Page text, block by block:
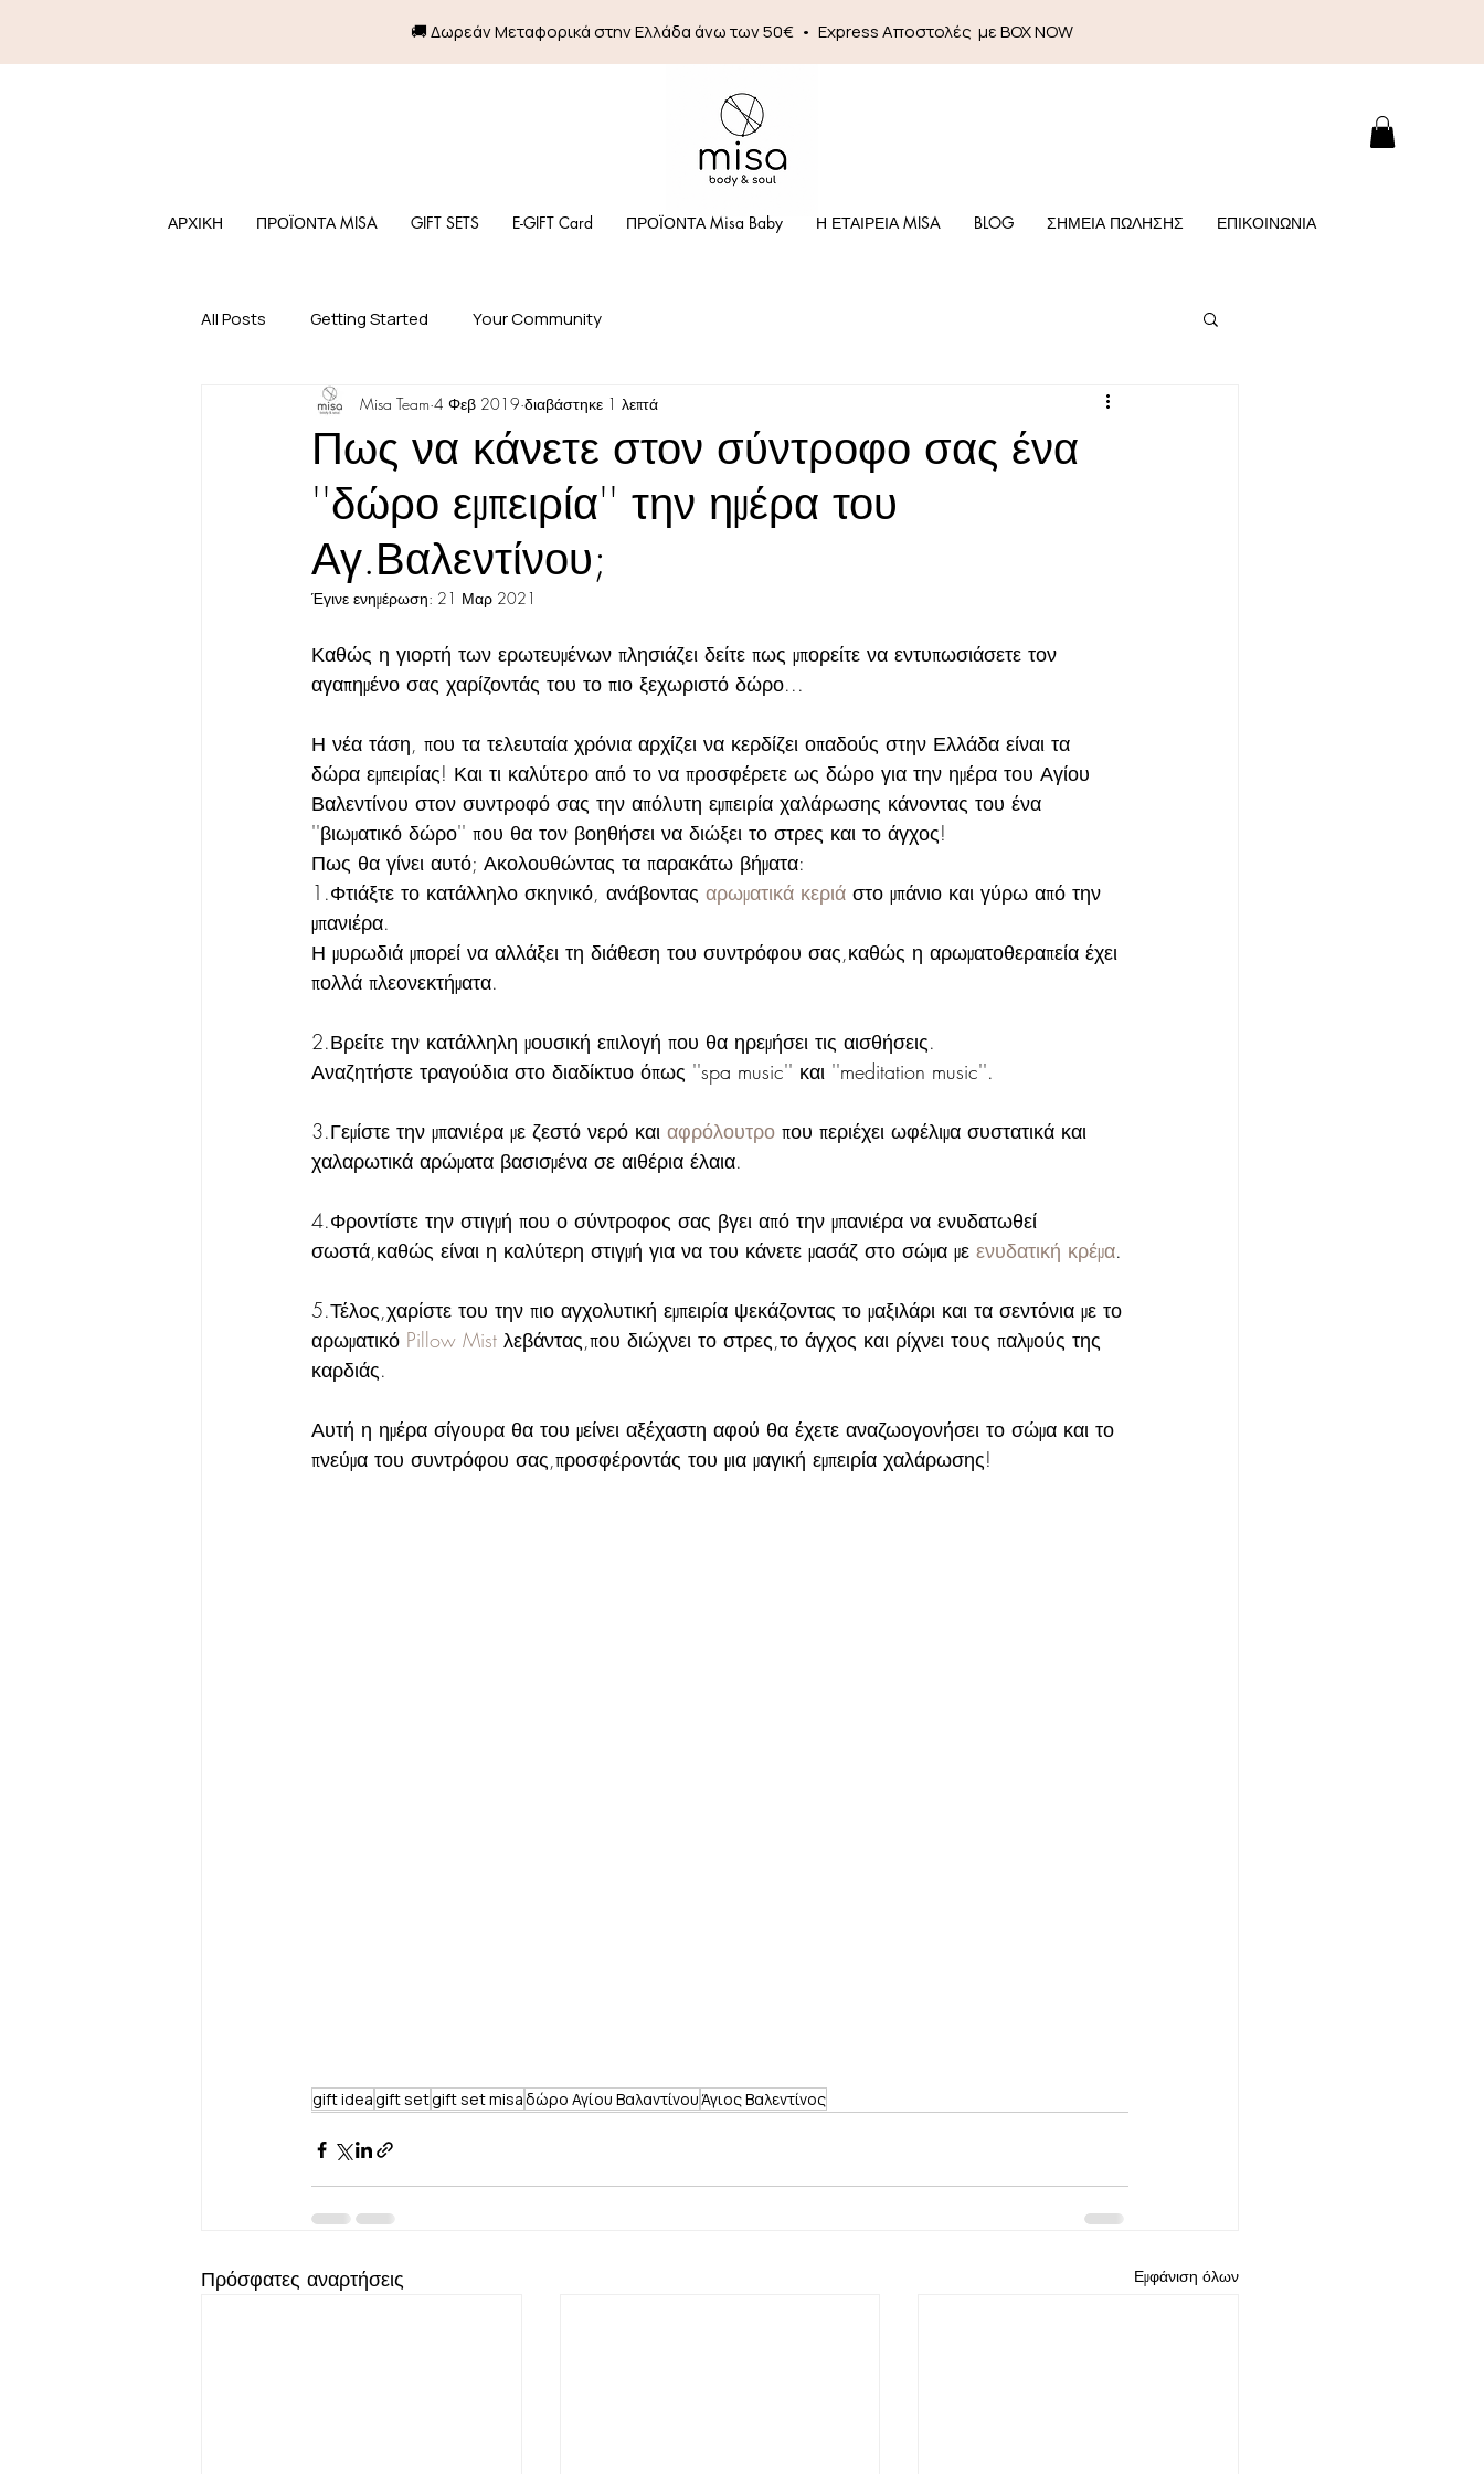
🚚 Δωρεάν Mεταφορικά στην Ελλάδα άνω των 50€ • Express Αποστολές με BOX NOW
ΑΡΧΙΚΗ ΠΡΟΪΟΝΤΑ MISA GIFT SETS E-GIFT Card ΠΡΟΪΟΝΤΑ Misa Baby Η ΕΤΑΙΡΕΙΑ MISA BLOG ΣΗΜΕΙΑ ΠΩΛΗΣΗΣ ΕΠΙΚΟΙΝΩΝΙΑ
All Posts Getting Started Your Community
Πως να κάνετε στον σύντροφο σας ένα
''δώρο εμπειρία'' την ημέρα του
Αγ.Βαλεντίνου;
Misa Team 4 Φεβ 2019 διαβάστηκε 1 λεπτά
Έγινε ενημέρωση: 21 Μαρ 2021
Καθώς η γιορτή των ερωτευμένων πλησιάζει δείτε πως μπορείτε να εντυπωσιάσετε τον
αγαπημένο σας χαρίζοντάς του το πιο ξεχωριστό δώρο...
Η νέα τάση, που τα τελευταία χρόνια αρχίζει να κερδίζει οπαδούς στην Ελλάδα είναι τα
δώρα εμπειρίας! Και τι καλύτερο από το να προσφέρετε ως δώρο για την ημέρα του Αγίου
Βαλεντίνου στον συντροφό σας την απόλυτη εμπειρία χαλάρωσης κάνοντας του ένα
''βιωματικό δώρο'' που θα τον βοηθήσει να διώξει το στρες και το άγχος!
Πως θα γίνει αυτό; Ακολουθώντας τα παρακάτω βήματα:
1.Φτιάξτε το κατάλληλο σκηνικό, ανάβοντας αρωματικά κεριά στο μπάνιο και γύρω από την
μπανιέρα.
Η μυρωδιά μπορεί να αλλάξει τη διάθεση του συντρόφου σας,καθώς η αρωματοθεραπεία έχει
πολλά πλεονεκτήματα.
2.Βρείτε την κατάλληλη μουσική επιλογή που θα ηρεμήσει τις αισθήσεις.
Αναζητήστε τραγούδια στο διαδίκτυο όπως ''spa music'' και ''meditation music''.
3.Γεμίστε την μπανιέρα με ζεστό νερό και αφρόλουτρο που περιέχει ωφέλιμα συστατικά και
χαλαρωτικά αρώματα βασισμένα σε αιθέρια έλαια.
4.Φροντίστε την στιγμή που ο σύντροφος σας βγει από την μπανιέρα να ενυδατωθεί
σωστά,καθώς είναι η καλύτερη στιγμή για να του κάνετε μασάζ στο σώμα με ενυδατική κρέμα.
5.Τέλος,χαρίστε του την πιο αγχολυτική εμπειρία ψεκάζοντας το μαξιλάρι και τα σεντόνια με το
αρωματικό Pillow Mist λεβάντας,που διώχνει το στρες,το άγχος και ρίχνει τους παλμούς της
καρδιάς.
Αυτή η ημέρα σίγουρα θα του μείνει αξέχαστη αφού θα έχετε αναζωογονήσει το σώμα και το
πνεύμα του συντρόφου σας,προσφέροντάς του μια μαγική εμπειρία χαλάρωσης!
gift ideagift setgift set misaδώρο Αγίου ΒαλαντίνουΆγιος Βαλεντίνος
Πρόσφατες αναρτήσεις Εμφάνιση όλων